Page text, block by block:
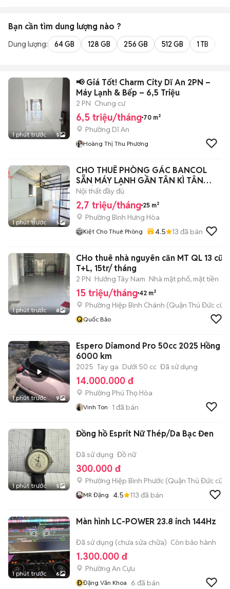
Bạn cần tìm dung lượng nào ?
Dung lượng: 64 GB 128 GB 256 GB 512 GB 1 TB
1 phút trước 5
📢 Giá Tốt! Charm City Dĩ An 2PN –
Máy Lạnh & Bếp – 6,5 Triệu
2 PN Chung cư
6,5 triệu/tháng 70 m²
Phường Dĩ An
Hoàng Thị Thu Phương
1 phút trước 5
CHO THUÊ PHÒNG GÁC BANCOL
SẴN MÁY LẠNH GẦN TÂN KÌ TÂN
QUÝ GIÁ RẺ
Nội thất đầy đủ
2,7 triệu/tháng 25 m²
Phường Bình Hưng Hòa
Kiệt Cho Thuê Phòng 4.5 13 đã bán
1 phút trước 8
CHo thuê nhà nguyên căn MT QL 13 cũ,
T+L, 15tr/ tháng
2 PN Hướng Tây Nam Nhà mặt phố, mặt tiền
15 triệu/tháng 42 m²
Phường Hiệp Bình Chánh (Quận Thủ Đức cũ)
QQuốc Bảo
1 phút trước 9
Espero Diamond Pro 50cc 2025 Hồng
6000 km
2025 Tay ga Dưới 50 cc Đã sử dụng
14.000.000 đ
Phường Phú Thọ Hòa
Vinh Ton 1 đã bán
1 phút trước 5
Đồng hồ Esprit Nữ Thép/Da Bạc Đen
Đã sử dụng Đồ nữ
300.000 đ
Phường Hiệp Bình Phước (Quận Thủ Đức cũ)
MR Đặng 4.5 113 đã bán
1 phút trước 6
Màn hình LC-POWER 23.8 inch 144Hz
Đã sử dụng (chưa sửa chữa) Còn bảo hành
1.300.000 đ
Phường An Cựu
ĐĐặng Văn Khoa 6 đã bán